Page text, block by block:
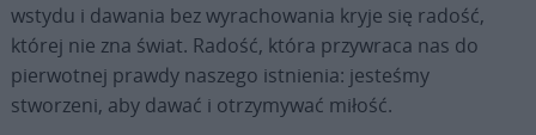
wstydu i dawania bez wyrachowania kryje się radość,
której nie zna świat. Radość, która przywraca nas do
pierwotnej prawdy naszego istnienia: jesteśmy
stworzeni, aby dawać i otrzymywać miłość.